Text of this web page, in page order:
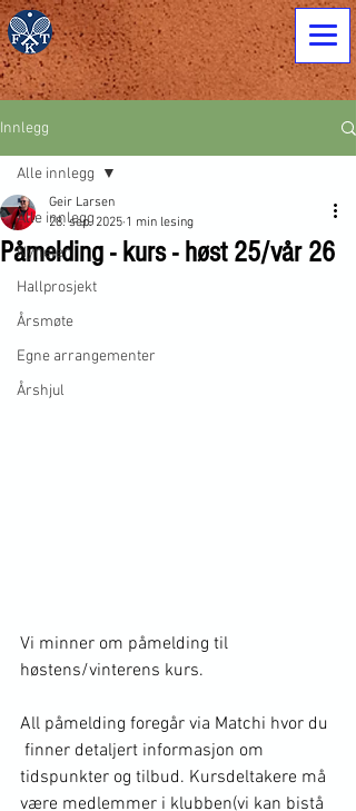
Innlegg
Alle innlegg
Nyheter
Hallprosjekt
Årsmøte
Egne arrangementer
Årshjul
Alle innlegg
Påmelding - kurs - høst 25/vår 26
Geir Larsen
28. sep. 2025 1 min lesing
Vi minner om påmelding til
høstens/vinterens kurs.
All påmelding foregår via Matchi hvor du
finner detaljert informasjon om
tidspunkter og tilbud. Kursdeltakere må
være medlemmer i klubben(vi kan bistå